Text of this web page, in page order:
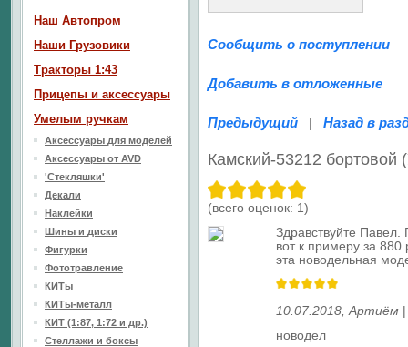
Сообщить о поступлении
Добавить в отложенные
Предыдущий | Назад в
Камский-53212
(всего оценок: 1)
Здравствуйте Павел.
вот к примеру за 880
эта новодельная
10.07.2018 Артиём
новодел
Наш Aвтопром
Наши Грузовики
Тракторы 1:43
Прицепы и аксессуары
Умелым ручкам
Аксессуары для моделей
Аксессуары от AVD
'Стекляшки'
Декали
Наклейки
Шины и диски
Фигурки
Фототравление
КИТы
КИТы-металл
КИТ (1:87, 1:72 и др.)
Стеллажи и боксы